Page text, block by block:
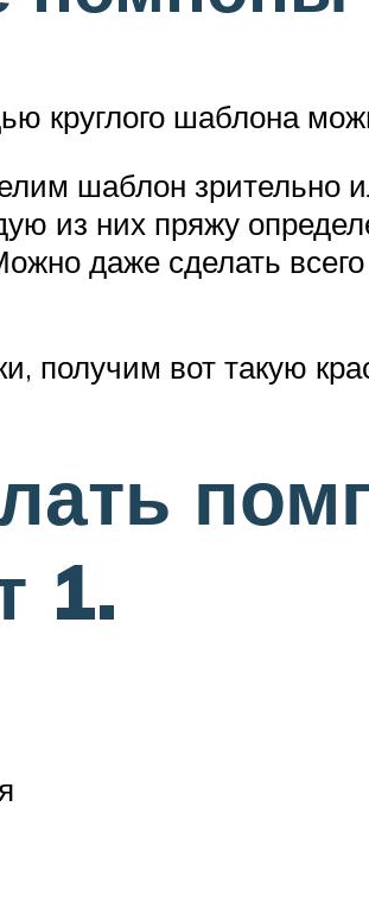
круглого шаблона
шаблон зрительно
из них пряжу
даже сделать
получим вот такую
1.